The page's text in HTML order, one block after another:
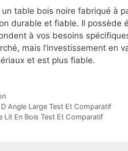
table bois noire fabriqué à
durable et fiable. Il possède
à vos besoins
mais l’investissement en
et est plus fiable.
Angle Large Test Et Comparatif
Lit En Bois Test Et Comparatif